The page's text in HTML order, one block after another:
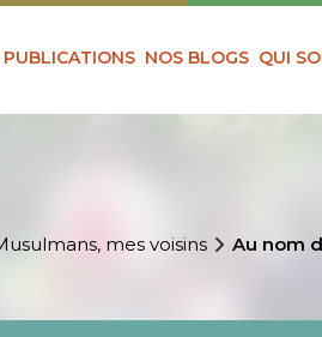
PUBLICATIONS NOS BLOGS QUI
mes voisins Au nom